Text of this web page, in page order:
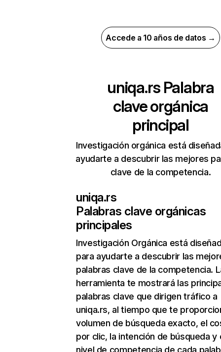
Accede a 10 años de datos →
uniqa.rs Palabra
clave orgánica
principal
Investigación orgánica está
ayudarte a descubrir las mejores
clave de la competencia.
uniqa.rs
Palabras clave orgánicas
principales
Investigación Orgánica está
para ayudarte a descubrir las
palabras clave de la competencia.
herramienta te mostrará las
palabras clave que dirigen tráfico a
uniqa.rs, al tiempo que te
volumen de búsqueda exacto, el
por clic, la intención de búsqueda y
nivel de competencia de cada